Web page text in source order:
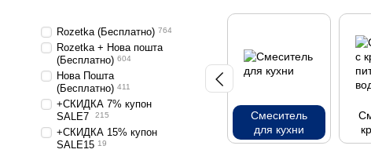
Смеситель
для кухни
Rozetka (Бесплатно) 764
Rozetka + Нова пошта
(Бесплатно) 604
Нова Пошта
(Бесплатно) 411
+СКИДКА 7% купон
SALE7
215
+СКИДКА 15% купон
SALE15 19